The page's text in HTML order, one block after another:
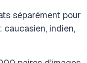
séparément pour
indien,